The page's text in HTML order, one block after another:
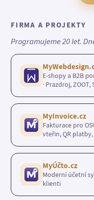
FIRMA A PROJEKTY
Programujeme 20 let.
E-shopy a B2B
· Prazdroj,
MyInvoice.cz
Fakturace pro
vteřin, QR
MyÚčto.cz
Moderní účetní
klienti